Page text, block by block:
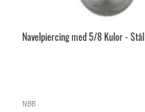
Navelpiercing med 5/8 Kulor - Stål
NBB